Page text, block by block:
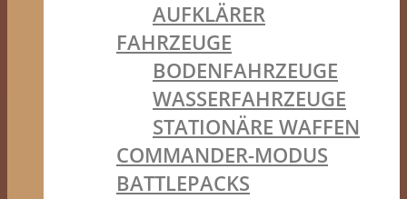
AUFKLÄRER
FAHRZEUGE
BODENFAHRZEUGE
WASSERFAHRZEUGE
STATIONÄRE WAFFEN
COMMANDER-MODUS
BATTLEPACKS